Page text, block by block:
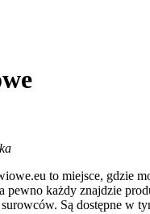
to miejsce, gdzie
pewno każdy znajdzie
Są dostępne w